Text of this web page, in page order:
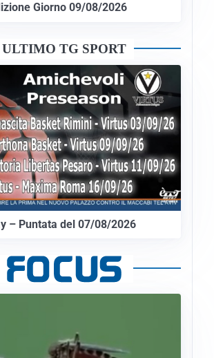
Giorno 09/08/2026
ULTIMO TG SPORT
– Puntata del 07/08/2026